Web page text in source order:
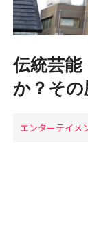
伝統芸
か？そ
エンターテイメ